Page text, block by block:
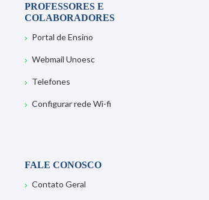
PROFESSORES E
COLABORADORES
Portal de Ensino
Webmail Unoesc
Telefones
Configurar rede Wi-fi
FALE CONOSCO
Contato Geral